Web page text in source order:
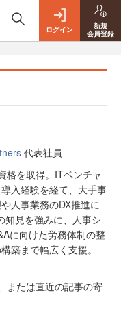
ログイン
新規
会員登録
代表社員
格を取得。ITベンチャ
入経験を経て、大手事
人事業務のDX推進に
知見を強みに、人事シ
に向けた労務体制の整
築まで幅広く支援。
または直近の記事の寄